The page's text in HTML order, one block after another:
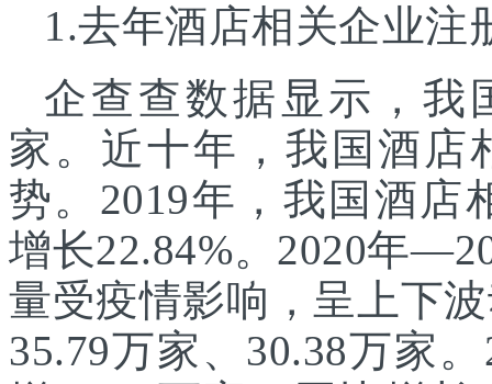
1.去年酒店相关企业注
企查查数据显示，我
家。近十年，我国酒店
势。2019年，我国酒店
增长22.84%。2020年
量受疫情影响，呈上下
35.79万家、30.38万家